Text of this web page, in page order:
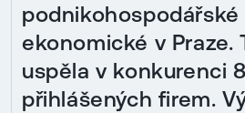
podnikohospodářské
ekonomické v Praze.
uspěla v konkurenci
přihlášených firem.